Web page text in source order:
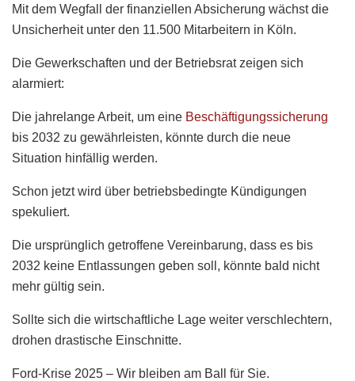
Mit dem Wegfall der finanziellen Absicherung wächst die
Unsicherheit unter den 11.500 Mitarbeitern in Köln.
Die Gewerkschaften und der Betriebsrat zeigen sich
alarmiert:
Die jahrelange Arbeit, um eine Beschäftigungssicherung
bis 2032 zu gewährleisten, könnte durch die neue
Situation hinfällig werden.
Schon jetzt wird über betriebsbedingte Kündigungen
spekuliert.
Die ursprünglich getroffene Vereinbarung, dass es bis
2032 keine Entlassungen geben soll, könnte bald nicht
mehr gültig sein.
Sollte sich die wirtschaftliche Lage weiter verschlechtern,
drohen drastische Einschnitte.
Ford-Krise 2025 – Wir bleiben am Ball für Sie.